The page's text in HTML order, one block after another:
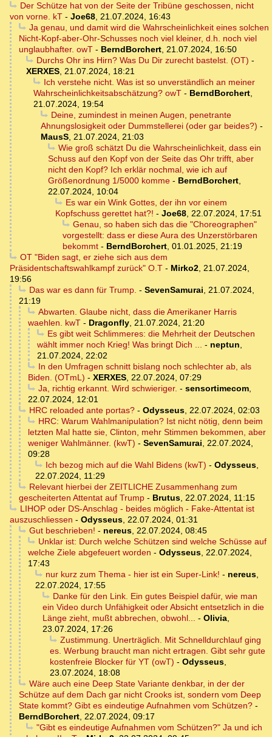
Der Schütze hat von der Seite der Tribüne geschossen, nicht
von vorne. kT - Joe68, 21.07.2024, 16:43
Ja genau, und damit wird die Wahrscheinlichkeit eines solchen
Nicht-Kopf-aber-Ohr-Schusses noch viel kleiner, d.h. noch viel
unglaubhafter. owT - BerndBorchert, 21.07.2024, 16:50
Durchs Ohr ins Hirn? Was Du Dir zurecht bastelst. (OT) -
XERXES, 21.07.2024, 18:21
Ich verstehe nicht. Was ist so unverständlich an meiner
Wahrscheinlichkeitsabschätzung? owT - BerndBorchert,
21.07.2024, 19:54
Deine, zumindest in meinen Augen, penetrante
Ahnungslosigkeit oder Dummstellerei (oder gar beides?) -
MausS, 21.07.2024, 21:03
Wie groß schätzt Du die Wahrscheinlichkeit, dass ein
Schuss auf den Kopf von der Seite das Ohr trifft, aber
nicht den Kopf? Ich erklär nochmal, wie ich auf
Größenordnung 1/5000 komme - BerndBorchert,
22.07.2024, 10:04
Es war ein Wink Gottes, der ihn vor einem
Kopfschuss gerettet hat?! - Joe68, 22.07.2024, 17:51
Genau, so haben sich das die "Choreographen"
vorgestellt: dass er diese Aura des Unzerstörbaren
bekommt - BerndBorchert, 01.01.2025, 21:19
OT "Biden sagt, er ziehe sich aus dem
Präsidentschaftswahlkampf zurück" O.T - Mirko2, 21.07.2024,
19:56
Das war es dann für Trump. - SevenSamurai, 21.07.2024,
21:19
Abwarten. Glaube nicht, dass die Amerikaner Harris
waehlen. kwT - Dragonfly, 21.07.2024, 21:20
Es gibt weit Schlimmeres: die Mehrheit der Deutschen
wählt immer noch Krieg! Was bringt Dich ... - neptun,
21.07.2024, 22:02
In den Umfragen schnitt bislang noch schlechter ab, als
Biden. (OTmL) - XERXES, 22.07.2024, 07:29
Ja, richtig erkannt. Wird schwieriger. - sensortimecom,
22.07.2024, 12:01
HRC reloaded ante portas?- Odysseus, 22.07.2024, 02:03
HRC: Warum Wahlmanipulation? Ist nicht nötig, denn beim
letzten Mal hatte sie, Clinton, mehr Stimmen bekommen, aber
weniger Wahlmänner. (kwT) - SevenSamurai, 22.07.2024,
09:28
Ich bezog mich auf die Wahl Bidens (kwT) - Odysseus,
22.07.2024, 11:29
Relevant hierbei der ZEITLICHE Zusammenhang zum
gescheiterten Attentat auf Trump - Brutus, 22.07.2024, 11:15
LIHOP oder DS-Anschlag - beides möglich - Fake-Attentat ist
auszuschliessen - Odysseus, 22.07.2024, 01:31
Gut beschrieben! - nereus, 22.07.2024, 08:45
Unklar ist: Durch welche Schützen sind welche Schüsse auf
welche Ziele abgefeuert worden - Odysseus, 22.07.2024,
17:43
nur kurz zum Thema - hier ist ein Super-Link! - nereus,
22.07.2024, 17:55
Danke für den Link. Ein gutes Beispiel dafür, wie man
ein Video durch Unfähigkeit oder Absicht entsetzlich in die
Länge zieht, mußt abbrechen, obwohl... - Olivia,
23.07.2024, 17:26
Zustimmung. Unerträglich. Mit Schnelldurchlauf ging
es. Werbung braucht man nicht ertragen. Gibt sehr gute
kostenfreie Blocker für YT (owT) - Odysseus,
23.07.2024, 18:08
Wäre auch eine Deep State Variante denkbar, in der der
Schütze auf dem Dach gar nicht Crooks ist, sondern vom Deep
State kommt? Gibt es eindeutige Aufnahmen vom Schützen? -
BerndBorchert, 22.07.2024, 09:17
"Gibt es eindeutige Aufnahmen vom Schützen?" Ja und ich